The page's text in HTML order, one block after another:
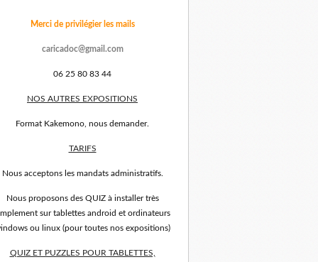
Merci de privilégier les mails
caricadoc@gmail.com
06 25 80 83 44
NOS AUTRES EXPOSITIONS
Format Kakemono, nous demander.
TARIFS
Nous acceptons les mandats administratifs.
Nous proposons des QUIZ à installer très
sur tablettes android et ordinateurs
ou linux (pour toutes nos expositions)
QUIZ ET PUZZLES POUR TABLETTES,